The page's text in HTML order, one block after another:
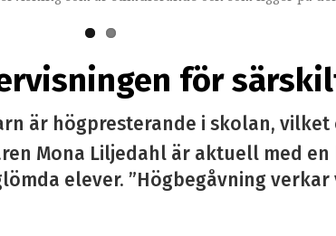
för
är högpresterande i skolan,
Mona Liljedahl är aktuell med
elever. ”Högbegåvning verkar